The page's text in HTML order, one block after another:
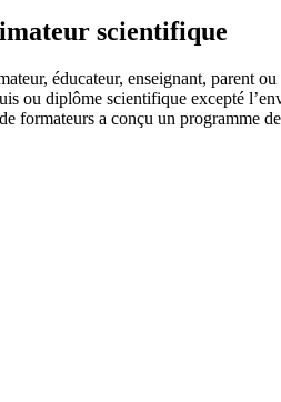
scientifique
éducateur, enseignant, parent
ou diplôme scientifique excepté
formateurs a conçu un programme